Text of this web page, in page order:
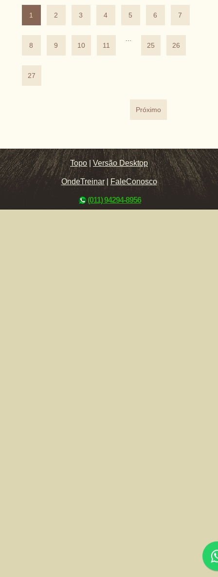
1 2 3 4 5 6 7
8 9 10 11
25
26
27
Próximo
Topo |Versão Desktop
OndeTreinar| FaleConosco
(011) 94294-8956